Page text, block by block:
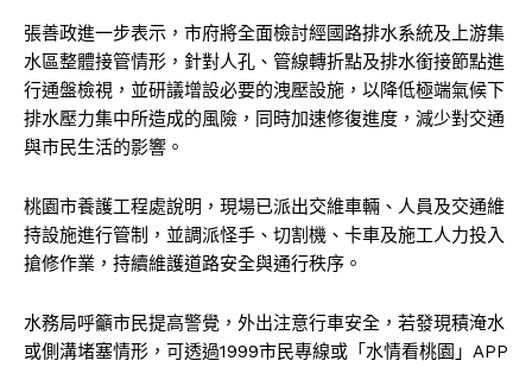
張善政進一步表示，市府將全面檢討經國路排水系統及上游集
水區整體接管情形，針對人孔、管線轉折點及排水銜接節點進
行通盤檢視，並研議增設必要的洩壓設施，以降低極端氣候下
排水壓力集中所造成的風險，同時加速修復進度，減少對交通
與市民生活的影響。
桃園市養護工程處說明，現場已派出交維車輛、人員及交通維
持設施進行管制，並調派怪手、切割機、卡車及施工人力投入
搶修作業，持續維護道路安全與通行秩序。
水務局呼籲市民提高警覺，外出注意行車安全，若發現積淹水
或側溝堵塞情形，可透過1999市民專線或「水情看桃園」APP